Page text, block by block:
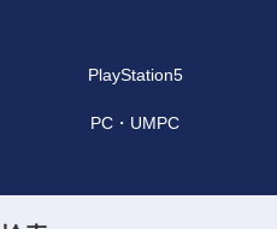
PlayStation5
PC・UMPC